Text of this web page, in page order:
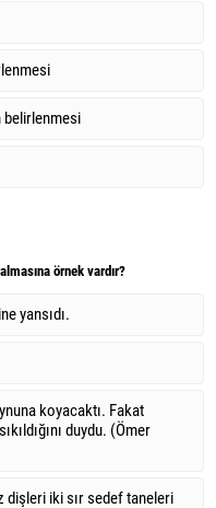
belirlenmesi
örnek vardır?
yansıdı.
koyacaktı. Fakat
duydu. (Ömer
dişleri iki sır sedef taneleri